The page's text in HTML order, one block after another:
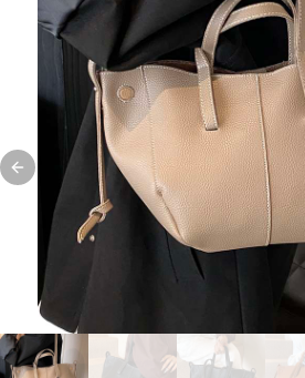
Previous slide